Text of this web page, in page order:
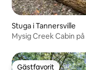
Stuga i Tannersville
Mysig Creek Cabin
Gästfavorit